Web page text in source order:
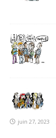
juin 27, 2023